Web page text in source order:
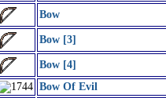
Bow
Bow [3]
Bow [4]
Bow Of Evil